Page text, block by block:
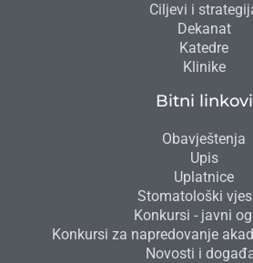
Ciljevi i
Dekanat
Katedre
Klinike
Bitni linkovi
Obavještenja
Upis
Uplatnice
Stomatološki
Konkursi - javni
Konkursi za napredovanje
Novosti i